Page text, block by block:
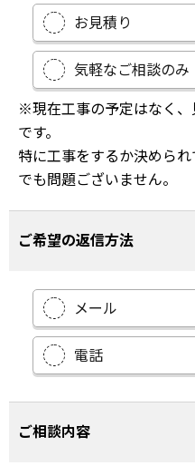
お見積り
気軽なご相談のみ
※現在工事の予定はなく
です。
特に工事をするか決めら
でも問題ございません。
ご希望の返信方法
メール
電話
ご相談内容